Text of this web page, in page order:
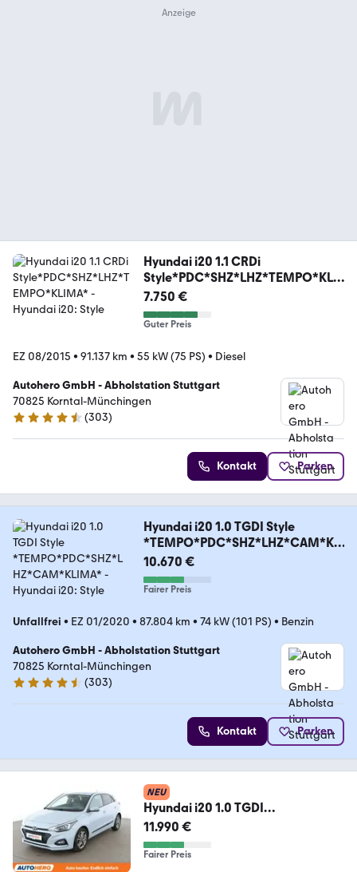
Hyundai i20 1.1 CRDi
Style*PDC*SHZ*LHZ*TEMPO*KLI
MA*
7.750 €
Guter Preis
EZ 08/2015 • 91.137 km • 55 kW (75 PS) • Diesel
Autohero GmbH - Abholstation Stuttgart
70825 Korntal-Münchingen
4.4 Sterne
(303)
Kontakt Parken
Hyundai i20 1.0 TGDI Style
*TEMPO*PDC*SHZ*LHZ*CAM*KLI
MA*
10.670 €
Fairer Preis
Unfallfrei • EZ 01/2020 • 87.804 km • 74 kW (101 PS) • Benzin
Autohero GmbH - Abholstation Stuttgart
70825 Korntal-Münchingen
4.4 Sterne
(303)
Kontakt Parken
NEU
Hyundai i20 1.0 TGDI
Style*SPUR*PDC*SHZ*KLIMA*TE
MPO*
11.990 €
Fairer Preis